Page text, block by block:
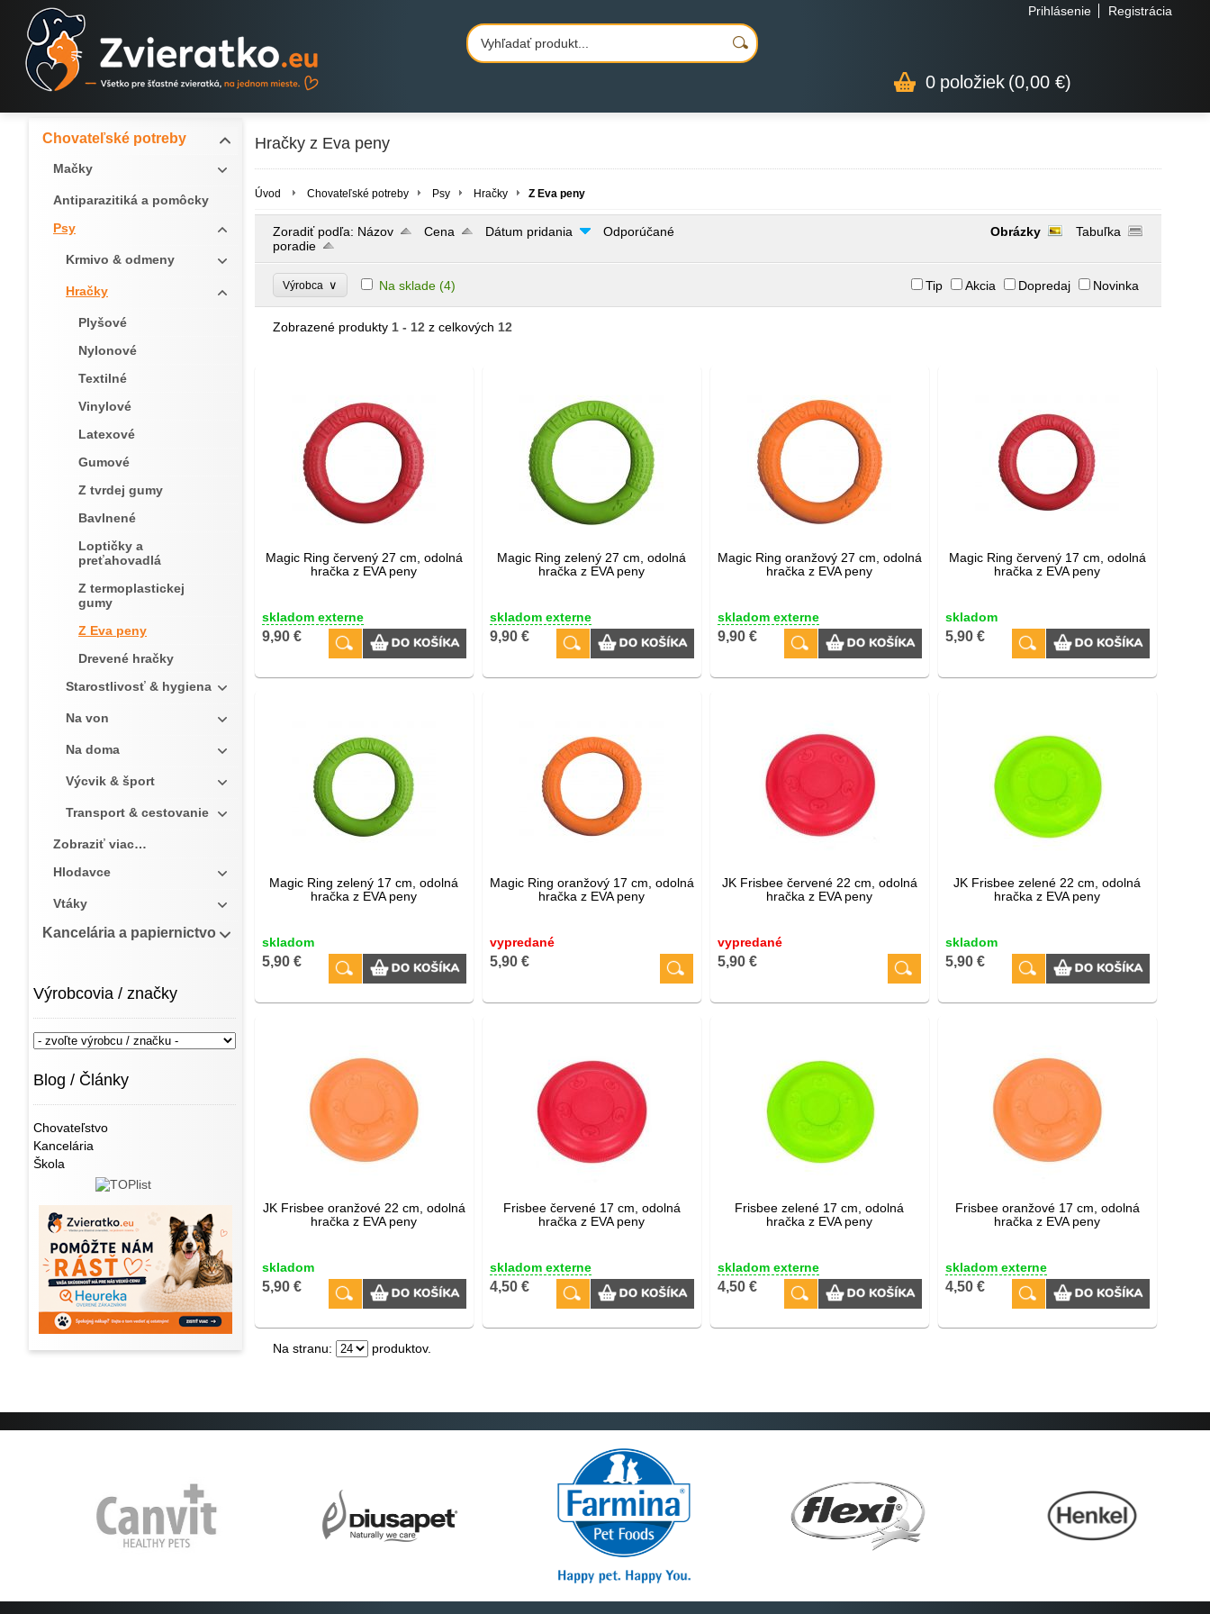
Prihlásenie Registrácia
0 položiek (0,00 €)
Chovateľské potreby
Mačky
Antiparazitiká a pomôcky
Psy
Krmivo & odmeny
Hračky
Plyšové
Nylonové
Textilné
Vinylové
Latexové
Gumové
Z tvrdej gumy
Bavlnené
Loptičky a
preťahovadlá
Z termoplastickej
gumy
Z Eva peny
Drevené hračky
Starostlivosť & hygiena
Na von
Na doma
Výcvik & šport
Transport & cestovanie
Zobraziť viac…
Hlodavce
Vtáky
Kancelária a papiernictvo
Výrobcovia / značky
Blog / Články
Chovateľstvo
Kancelária
Škola
Hračky z Eva peny
Úvod Chovateľské potreby Psy Hračky Z Eva peny
Zoradiť podľa: Názov Cena Dátum pridania
Odporúčané
poradie
Obrázky Tabuľka
Výrobca ∨ Na sklade (4) Tip Akcia Dopredaj Novinka
Zobrazené produkty 1 - 12 z celkových 12
Magic Ring červený 27 cm, odolná
hračka z EVA peny
skladom externe
9,90 €
Magic Ring zelený 27 cm, odolná
hračka z EVA peny
skladom externe
9,90 €
Magic Ring oranžový 27 cm, odolná
hračka z EVA peny
skladom externe
9,90 €
Magic Ring červený 17 cm, odolná
hračka z EVA peny
skladom
5,90 €
Magic Ring zelený 17 cm, odolná
hračka z EVA peny
skladom
5,90 €
Magic Ring oranžový 17 cm, odolná
hračka z EVA peny
vypredané
5,90 €
JK Frisbee červené 22 cm, odolná
hračka z EVA peny
vypredané
5,90 €
JK Frisbee zelené 22 cm, odolná
hračka z EVA peny
skladom
5,90 €
JK Frisbee oranžové 22 cm, odolná
hračka z EVA peny
skladom
5,90 €
Frisbee červené 17 cm, odolná
hračka z EVA peny
skladom externe
4,50 €
Frisbee zelené 17 cm, odolná
hračka z EVA peny
skladom externe
4,50 €
Frisbee oranžové 17 cm, odolná
hračka z EVA peny
skladom externe
4,50 €
Na stranu: produktov.